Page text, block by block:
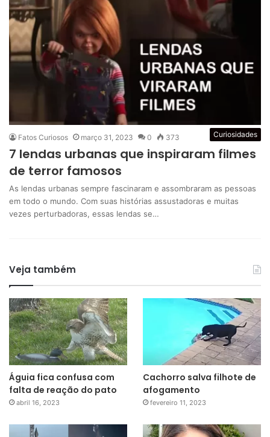
Curiosidades
Fatos Curiosos março 31, 2023 0 373
7 lendas urbanas que inspiraram filmes
de terror famosos
As lendas urbanas sempre fascinaram e assombraram as pessoas
em todo o mundo. Com suas histórias assustadoras e muitas
vezes perturbadoras, essas lendas se…
Veja também
Águia fica confusa com
falta de reação do pato
abril 16, 2023
Cachorro salva filhote de
afogamento
fevereiro 11, 2023